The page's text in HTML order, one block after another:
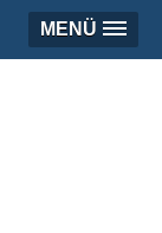
MENÜ